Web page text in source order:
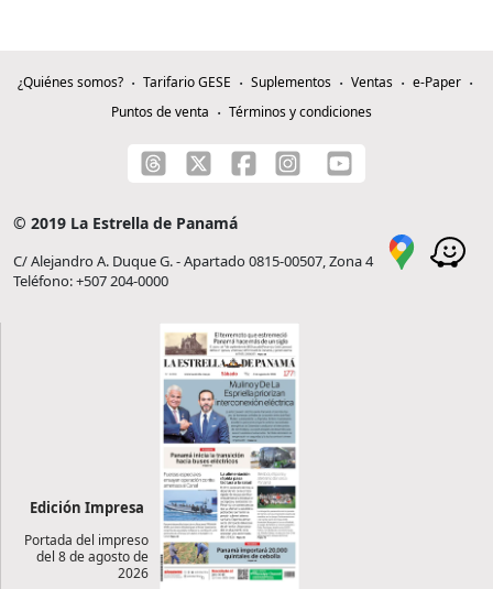
¿Quiénes somos? Tarifario GESE Suplementos Ventas
e-Paper
Puntos de venta
Términos y condiciones
© 2019 La Estrella de Panamá
C/ Alejandro A. Duque G. - Apartado 0815-00507, Zona 4
Teléfono: +507 204-0000
Edición Impresa
Portada del impreso
del 8 de agosto de
2026